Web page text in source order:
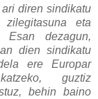
diren sindikatu
eta
Esan dezagun,
dien sindikatu
ere Europar
guztiz
behin baino